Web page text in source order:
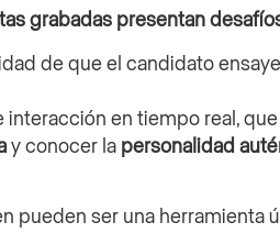
grabadas presentan
de que el candidato
interacción en tiempo real,
y conocer la personalidad
pueden ser una herramienta